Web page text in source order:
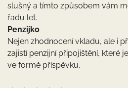
slušný a tímto způsobem vám
řadu let.
Penzijko
Nejen zhodnocení vkladu, ale i
zajistí penzijní připojištění, které
ve formě příspěvku.